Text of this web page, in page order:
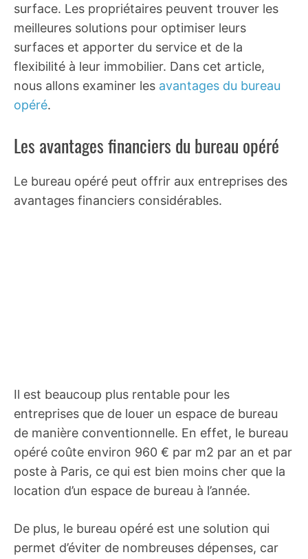
surface. Les propriétaires peuvent trouver les
meilleures solutions pour optimiser leurs
surfaces et apporter du service et de la
flexibilité à leur immobilier. Dans cet article,
nous allons examiner les avantages du bureau
opéré.
Les avantages financiers du bureau opéré
Le bureau opéré peut offrir aux entreprises des
avantages financiers considérables.
Il est beaucoup plus rentable pour les
entreprises que de louer un espace de bureau
de manière conventionnelle. En effet, le bureau
opéré coûte environ 960 € par m2 par an et par
poste à Paris, ce qui est bien moins cher que la
location d’un espace de bureau à l’année.
De plus, le bureau opéré est une solution qui
permet d’éviter de nombreuses dépenses, car